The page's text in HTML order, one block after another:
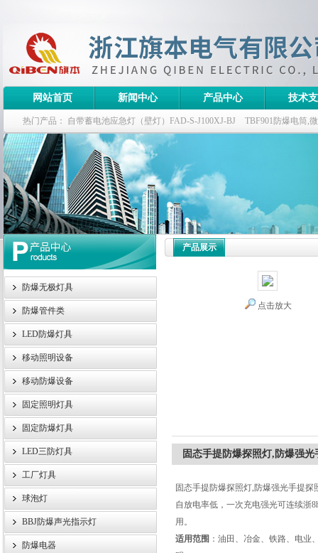
浙江旗本电气有限公司
网站首页 新闻中心 产品中心 技术
热门产品： 自带蓄电池应急灯（壁灯）FAD-S-J100XJ-BJ TBF901防爆电筒,
栏式无极灯 G9960-W120W长寿无极工厂灯,三防无极灯
防爆泛光灯
防爆无极灯具
防爆管件类
LED防爆灯具
移动照明设备
移动防爆设备
固定照明灯具
固定防爆灯具
LED三防灯具
工厂灯具
球泡灯
BBJ防爆声光指示灯
防爆电器
产品展示
点击放大
固态手提防爆探照灯,防爆强光
固态手提防爆探照灯,防爆强光手提
自放电率低，一次充电强光可连续浙
用。
适用范围 ：油田、冶金、铁路、电业